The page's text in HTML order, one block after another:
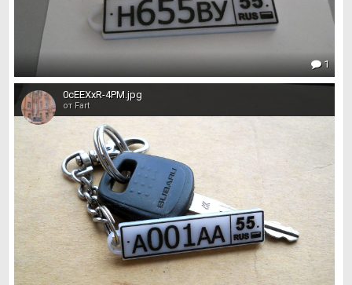
1
0cEEXxR-4PM.jpg
от Fart